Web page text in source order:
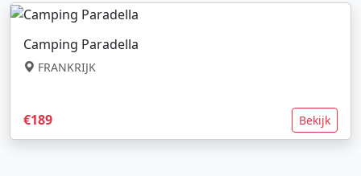
Camping Paradella
FRANKRIJK
€189 Bekijk